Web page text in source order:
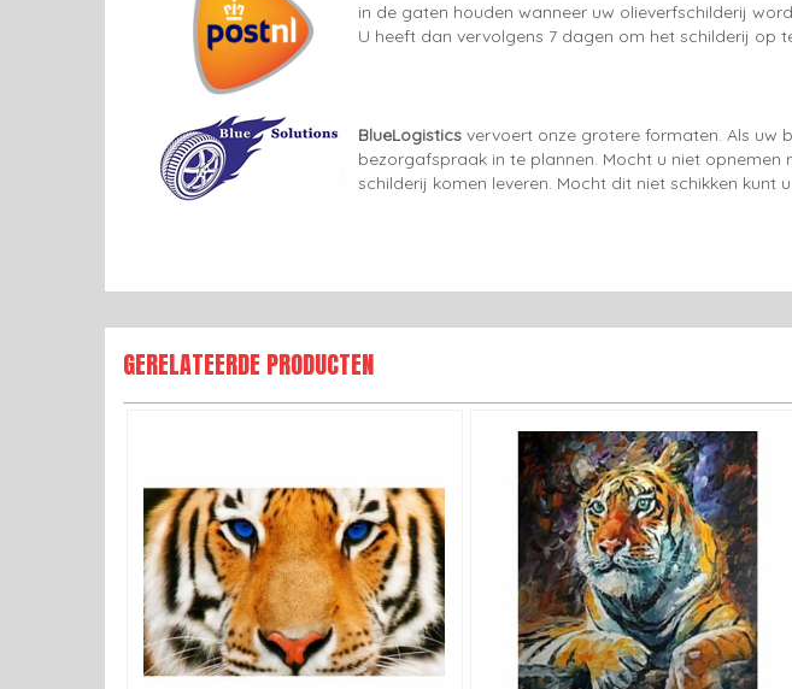
in de gaten houden wanneer uw olieverfschilderij
U heeft dan vervolgens 7 dagen om het schilderij op
BlueLogistics vervoert onze grotere formaten. Als uw
bezorgafspraak in te plannen. Mocht u niet
schilderij komen leveren. Mocht dit niet schikken kunt
GERELATEERDE PRODUCTEN